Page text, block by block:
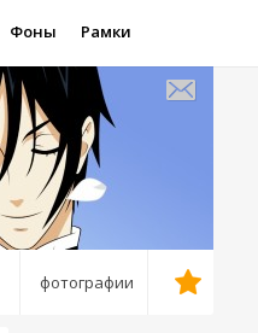
Фоны Рамки
фотографии